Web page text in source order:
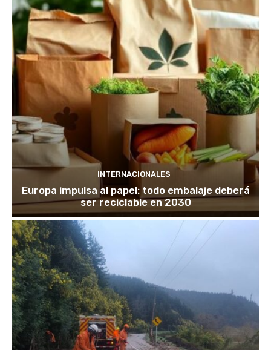
INTERNACIONALES
Europa impulsa al papel: todo embalaje deberá
ser reciclable en 2030